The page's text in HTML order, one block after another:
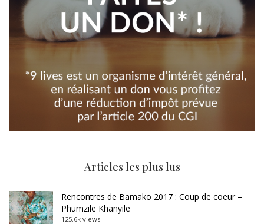
Articles les plus lus
Rencontres de Bamako 2017 : Coup de coeur –
Phumzile Khanyile
125.6k views